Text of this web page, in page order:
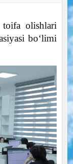
toifa olishlari
bo‘limi